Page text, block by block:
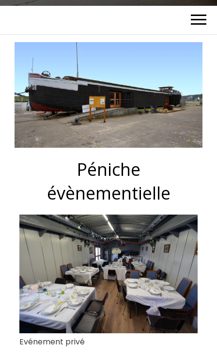
MARITIME
FLUVIAL ET
PORTUAIRE
DE ROUEN
Péniche
évènementielle
Evénement privé